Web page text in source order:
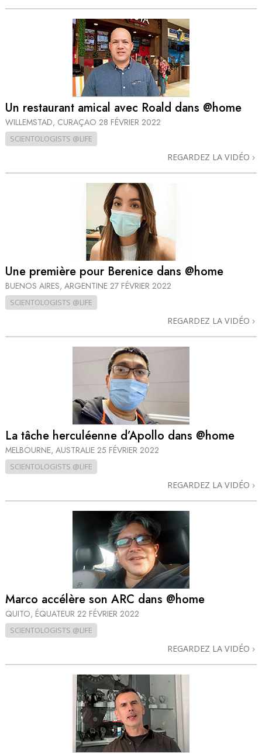
Un restaurant amical avec Roald dans @home
WILLEMSTAD, CURAÇAO 28 FÉVRIER 2022
SCIENTOLOGISTS @LIFE
REGARDEZ LA VIDÉO
Une première pour Berenice dans @home
BUENOS AIRES, ARGENTINE 27 FÉVRIER 2022
SCIENTOLOGISTS @LIFE
REGARDEZ LA VIDÉO
La tâche herculéenne d’Apollo dans @home
MELBOURNE, AUSTRALIE 25 FÉVRIER 2022
SCIENTOLOGISTS @LIFE
REGARDEZ LA VIDÉO
Marco accélère son ARC dans @home
QUITO, ÉQUATEUR 22 FÉVRIER 2022
SCIENTOLOGISTS @LIFE
REGARDEZ LA VIDÉO